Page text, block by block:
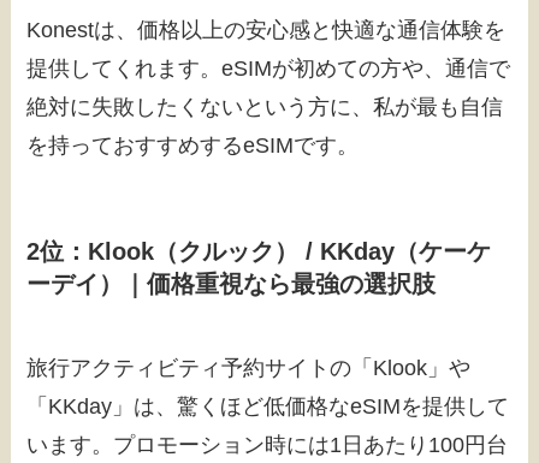
Konestは、価格以上の安心感と快適な通信体験を
提供してくれます。eSIMが初めての方や、通信で
絶対に失敗したくないという方に、私が最も自信
を持っておすすめするeSIMです。
2位：Klook（クルック） / KKday（ケーケ
ーデイ）｜価格重視なら最強の選択肢
旅行アクティビティ予約サイトの「Klook」や
「KKday」は、驚くほど低価格なeSIMを提供して
います。プロモーション時には1日あたり100円台